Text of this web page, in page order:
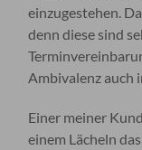
einzugestehen.
denn diese sind
Ambivalenz auch
Einer meiner
einem Lächeln